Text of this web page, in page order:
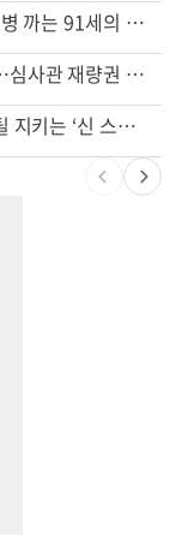
“술에 이것 한방울 넣어라” 매일 소주 1병 까는 91세의 철칙
서류 하나만 빠져도 영주권·비자 거부…심사관 재량권 대폭 확대
넷플 ‘외교관’ 현실판 떴다…美대사 스틸 지키는 ‘신 스틸러’